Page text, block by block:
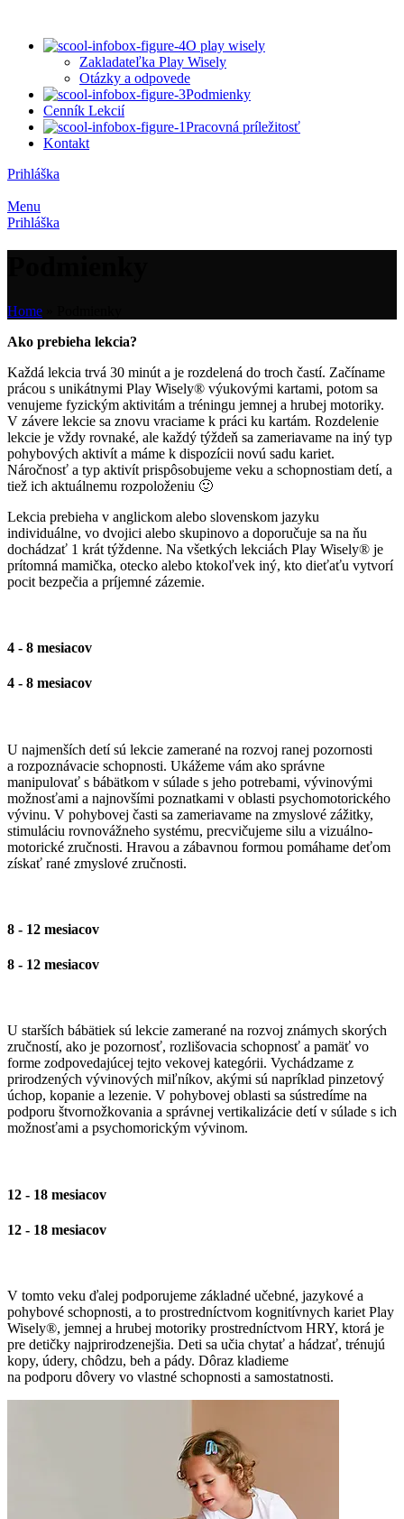
O play wisely
Zakladateľka Play Wisely
Otázky a odpovede
Podmienky
Cenník Lekcií
Pracovná príležitosť
Kontakt
Prihláška
Menu
Prihláška
Home
Ako prebieha lekcia?
Každá lekcia trvá 30 minút a je rozdelená do troch častí. Začíname
prácou s unikátnymi Play Wisely® výukovými kartami, potom sa
venujeme fyzickým aktivitám a tréningu jemnej a hrubej motoriky.
V závere lekcie sa znovu vraciame k práci ku kartám. Rozdelenie
lekcie je vždy rovnaké, ale každý týždeň sa zameriavame na iný typ
pohybových aktivít a máme k dispozícii novú sadu kariet.
Náročnosť a typ aktivít prispôsobujeme veku a schopnostiam detí, a
tiež ich aktuálnemu rozpoloženiu 🙂
Lekcia prebieha v anglickom alebo slovenskom jazyku
individuálne, vo dvojici alebo skupinovo a doporučuje sa na ňu
dochádzať 1 krát týždenne. Na všetkých lekciách Play Wisely® je
prítomná mamička, otecko alebo ktokoľvek iný, kto dieťaťu vytvorí
pocit bezpečia a príjemné zázemie.
4 - 8 mesiacov
4 - 8 mesiacov
U najmenších detí sú lekcie zamerané na rozvoj ranej pozornosti
a rozpoznávacie schopnosti. Ukážeme vám ako správne
manipulovať s bábätkom v súlade s jeho potrebami, vývinovými
možnosťami a najnovšími poznatkami v oblasti psychomotorického
vývinu. V pohybovej časti sa zameriavame na zmyslové zážitky,
stimuláciu rovnovážneho systému, precvičujeme silu a vizuálno-
motorické zručnosti. Hravou a zábavnou formou pomáhame deťom
získať rané zmyslové zručnosti.
8 - 12 mesiacov
8 - 12 mesiacov
U starších bábätiek sú lekcie zamerané na rozvoj známych skorých
zručností, ako je pozornosť, rozlišovacia schopnosť a pamäť vo
forme zodpovedajúcej tejto vekovej kategórii. Vychádzame z
prirodzených vývinových miľníkov, akými sú napríklad pinzetový
úchop, kopanie a lezenie. V pohybovej oblasti sa sústredíme na
podporu štvornožkovania a správnej vertikalizácie detí v súlade s ich
možnosťami a psychomorickým vývinom.
12 - 18 mesiacov
12 - 18 mesiacov
V tomto veku ďalej podporujeme základné učebné, jazykové a
pohybové schopnosti, a to prostredníctvom kognitívnych kariet Play
Wisely®, jemnej a hrubej motoriky prostredníctvom HRY, ktorá je
pre detičky najprirodzenejšia. Deti sa učia chytať a hádzať, trénujú
kopy, údery, chôdzu, beh a pády. Dôraz kladieme
na podporu dôvery vo vlastné schopnosti a samostatnosti.